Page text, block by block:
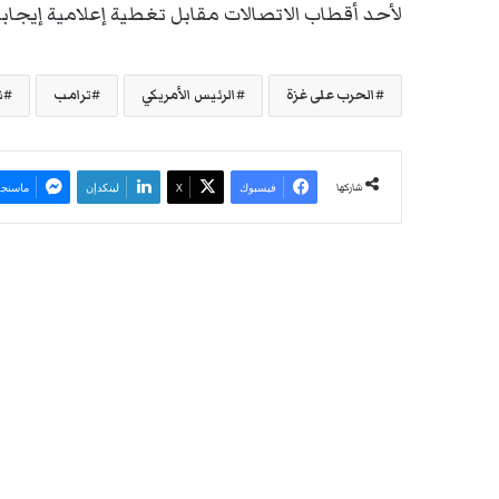
لأحد أقطاب الاتصالات مقابل تغطية إعلامية
الحرب على غزة الرئيس الأمريكي ترامب
شاركها فيسبوك ‫X لينكدإن